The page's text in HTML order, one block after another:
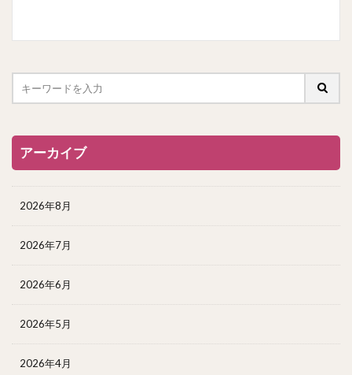
アーカイブ
2026年8月
2026年7月
2026年6月
2026年5月
2026年4月